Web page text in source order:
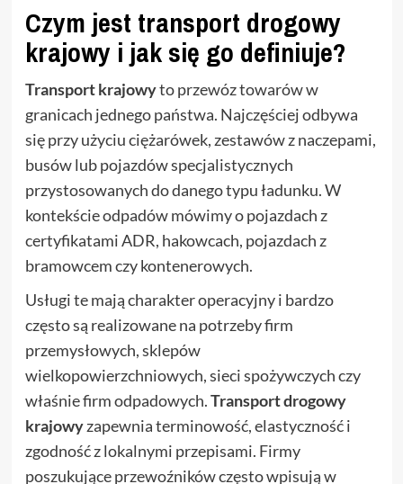
Czym jest transport drogowy
krajowy i jak się go definiuje?
Transport krajowyto przewóz towarów w
granicach jednego państwa. Najczęściej odbywa
się przy użyciu ciężarówek, zestawów z naczepami,
busów lub pojazdów specjalistycznych
przystosowanych do danego typu ładunku. W
kontekście odpadów mówimy o pojazdach z
certyfikatami ADR, hakowcach, pojazdach z
bramowcem czy kontenerowych.
Usługi te mają charakter operacyjny i bardzo
często są realizowane na potrzeby firm
przemysłowych, sklepów
wielkopowierzchniowych, sieci spożywczych czy
właśnie firm odpadowych.Transport drogowy
krajowyzapewnia terminowość, elastyczność i
zgodność z lokalnymi przepisami. Firmy
poszukujące przewoźników często wpisują w